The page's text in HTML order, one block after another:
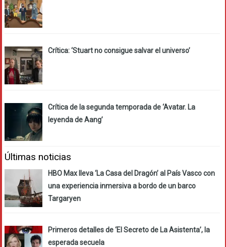
Crítica: ‘Stuart no consigue salvar el universo’
Crítica de la segunda temporada de ‘Avatar. La
leyenda de Aang’
Últimas noticias
HBO Max lleva ‘La Casa del Dragón’ al País Vasco con
una experiencia inmersiva a bordo de un barco
Targaryen
Primeros detalles de ‘El Secreto de La Asistenta’, la
esperada secuela